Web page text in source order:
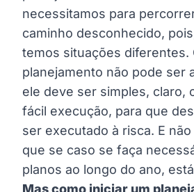
necessitamos para
caminho desconhecido,
temos situações diferentes.
planejamento não pode ser
ele deve ser simples, claro,
fácil execução, para que
ser executado à risca. E
que se caso se faça
planos ao longo do ano,
Mas como iniciar um